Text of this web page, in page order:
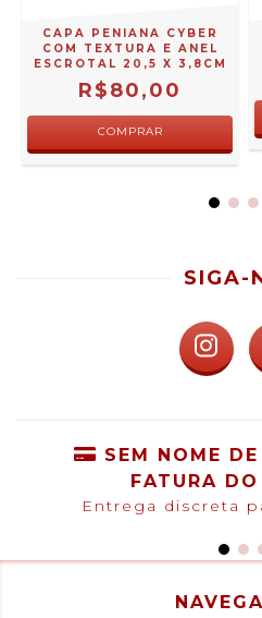
CAPA PENIANA CYBER
COM TEXTURA E ANEL
ESCROTAL 20,5 X 3,8CM
R$80,00
COMPRAR
SIGA-
SEM NOME
FATURA
Entrega discreta